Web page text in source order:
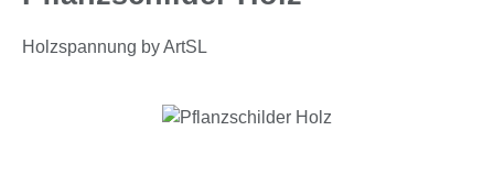
Holzspannung by ArtSL
Bildergalerie überspringen